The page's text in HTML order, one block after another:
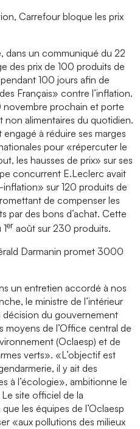
Carrefour bloque les prix
dans un communiqué du 22
des prix de 100 produits de
100 jours afin de
Français» contre l’inflation.
novembre prochain et porte
non alimentaires du quotidien.
à réduire ses marges
pour «répercuter le
les hausses de prix» sur ses
concurrent E.Leclerc avait
sur 120 produits de
de compenser les
par des bons d’achat. Cette
er août sur 230 produits.
Darmanin promet 3000
un entretien accordé à nos
le ministre de l’intérieur
décision du gouvernement
moyens de l’Office central de
(Oclaesp) et de
verts». «L’objectif est
il y ait des
à l’écologie», ambitionne le
site officiel de la
les équipes de l’Oclaesp
«aux pollutions des milieux